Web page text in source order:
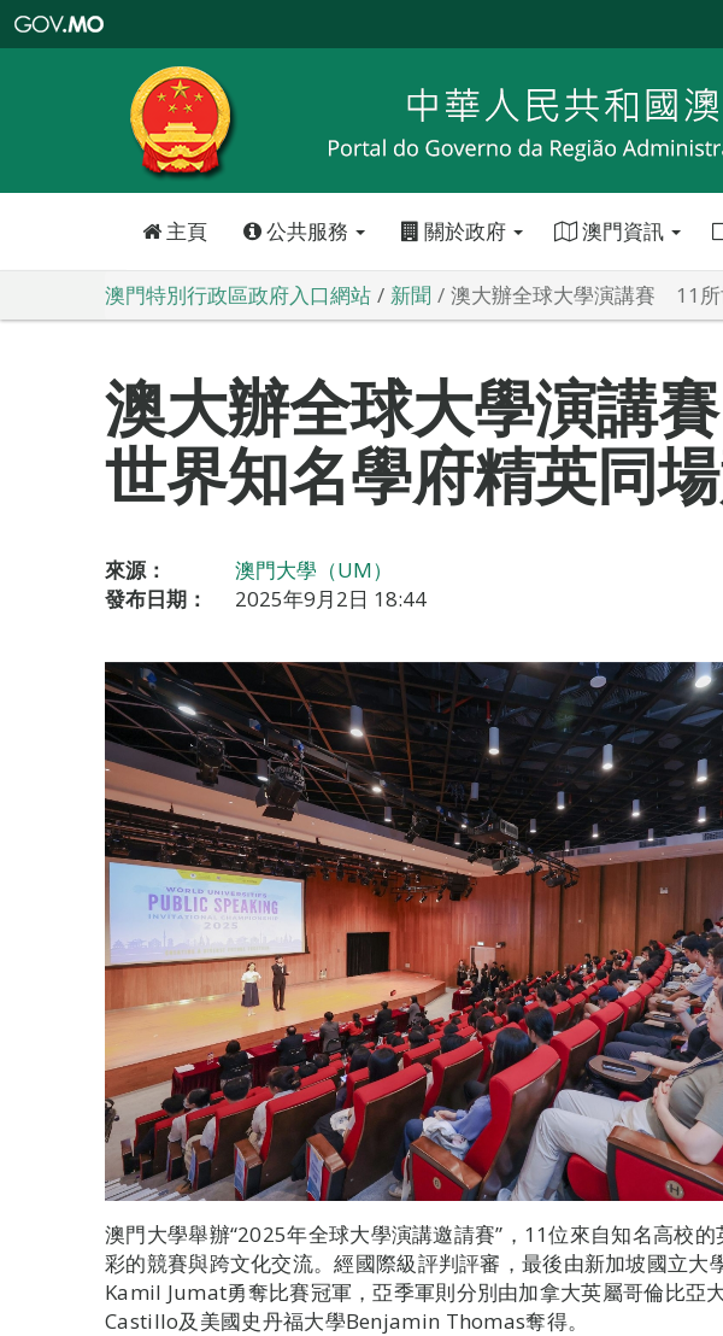
特
政
區
政
口
主頁 公共服務 關於政府 澳門資訊
澳門特別行政區政府入口網站 新聞 澳大辦全球大學演講賽 11所
澳大辦全球大學演講
世界知名學府精英同
來源：
澳門大學（UM）
發布日期：
2025年9月2日 18:44
澳門大學舉辦“2025年全球大學演講邀請賽”，11位來自知名高校
彩的競賽與跨文化交流。經國際級評判評審，最後由新加坡國立
Kamil Jumat勇奪比賽冠軍，亞季軍則分別由加拿大英屬哥倫比亞
Castillo及美國史丹福大學Benjamin Thomas奪得。